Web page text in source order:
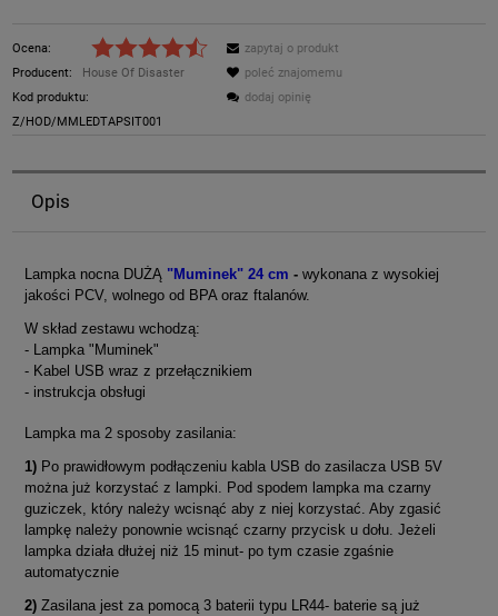
Ocena:
Producent:
House Of Disaster
Kod produktu:
Z/HOD/MMLEDTAPSIT001
zapytaj o produkt
poleć znajomemu
dodaj opinię
Opis
Lampka nocna DUŻĄ "Muminek" 24 cm - wykonana z wysokiej
jakości PCV, wolnego od BPA oraz ftalanów.
W skład zestawu wchodzą:
- Lampka "Muminek"
- Kabel USB wraz z przełącznikiem
- instrukcja obsługi
Lampka ma 2 sposoby zasilania:
1) Po prawidłowym podłączeniu kabla USB do zasilacza USB 5V
można już korzystać z lampki. Pod spodem lampka ma czarny
guziczek, który należy wcisnąć aby z niej korzystać. Aby zgasić
lampkę należy ponownie wcisnąć czarny przycisk u dołu. Jeżeli
lampka działa dłużej niż 15 minut- po tym czasie zgaśnie
automatycznie
2) Zasilana jest za pomocą 3 baterii typu LR44- baterie są już